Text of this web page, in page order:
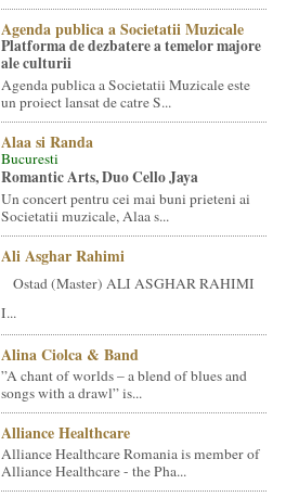
Agenda publica a Societatii Muzicale
Platforma de dezbatere a temelor majore
ale culturii
Agenda publica a Societatii Muzicale este
un proiect lansat de catre S...
Alaa si Randa
Bucuresti
Romantic Arts, Duo Cello Jaya
Un concert pentru cei mai buni prieteni ai
Societatii muzicale, Alaa s...
Ali Asghar Rahimi
Ostad (Master) ALI ASGHAR RAHIMI
I...
Alina Ciolca & Band
”A chant of worlds – a blend of blues and
songs with a drawl” is...
Alliance Healthcare
Alliance Healthcare Romania is member of
Alliance Healthcare - the Pha...